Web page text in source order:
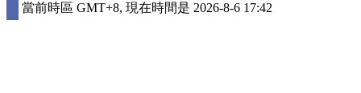
當前時區 GMT+8, 現在時間是 2026-8-6 17:42